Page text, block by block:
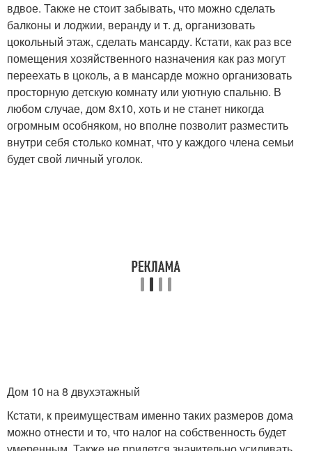
вдвое. Также не стоит забывать, что можно сделать
балконы и лоджии, веранду и т. д, организовать
цокольный этаж, сделать мансарду. Кстати, как раз все
помещения хозяйственного назначения как раз могут
переехать в цоколь, а в мансарде можно организовать
просторную детскую комнату или уютную спальню. В
любом случае, дом 8х10, хоть и не станет никогда
огромным особняком, но вполне позволит разместить
внутри себя столько комнат, что у каждого члена семьи
будет свой личный уголок.
Дом 10 на 8 двухэтажный
Кстати, к преимуществам именно таких размеров дома
можно отнести и то, что налог на собственность будет